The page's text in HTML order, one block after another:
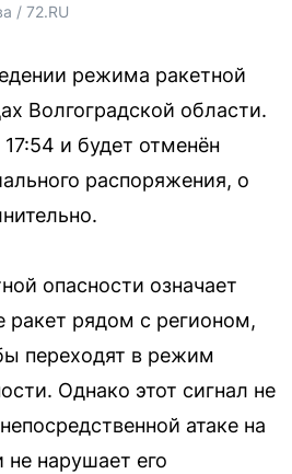
/ 72.RU
режима ракетной
Волгоградской области.
и будет отменён
распоряжения, о
опасности означает
ракет рядом с регионом,
переходят в режим
Однако этот сигнал не
атаке на
не нарушает его